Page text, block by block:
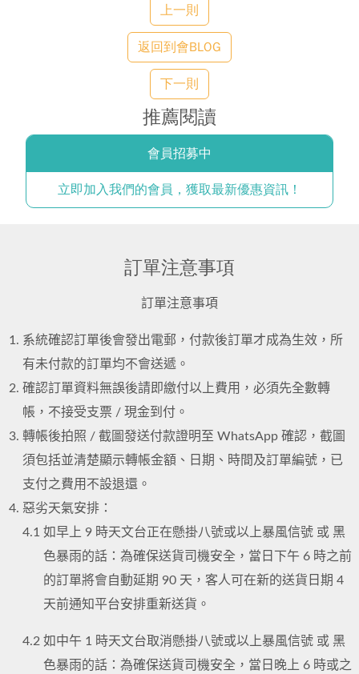
上一則
返回到會BLOG
下一則
推薦閱讀
會員招募中
立即加入我們的會員，獲取最新優惠資訊！
訂單注意事項
訂單注意事項
系統確認訂單後會發出電郵，付款後訂單才成為生效，所
有未付款的訂單均不會送遞。
確認訂單資料無誤後請即繳付以上費用，必須先全數轉
帳，不接受支票 / 現金到付。
轉帳後拍照 / 截圖發送付款證明至 WhatsApp 確認，截圖
須包括並清楚顯示轉帳金額、日期、時間及訂單編號，已
支付之費用不設退還。
惡劣天氣安排：
4.1 如早上 9 時天文台正在懸掛八號或以上暴風信號 或 黑
色暴雨的話：為確保送貨司機安全，當日下午 6 時之前
的訂單將會自動延期 90 天，客人可在新的送貨日期 4
天前通知平台安排重新送貨。
4.2 如中午 1 時天文台取消懸掛八號或以上暴風信號 或 黑
色暴雨的話：為確保送貨司機安全，當日晚上 6 時或之